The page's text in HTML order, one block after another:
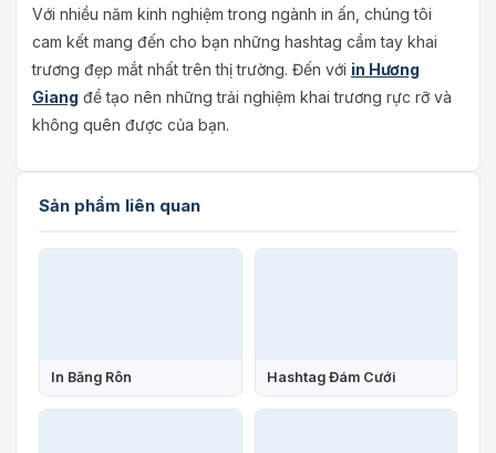
Với nhiều năm kinh nghiệm trong ngành in ấn, chúng tôi
cam kết mang đến cho bạn những hashtag cầm tay khai
trương đẹp mắt nhất trên thị trường. Đến với in Hương
Giang để tạo nên những trải nghiệm khai trương rực rỡ và
không quên được của bạn.
Sản phẩm liên quan
In Băng Rôn Hashtag Đám Cưới